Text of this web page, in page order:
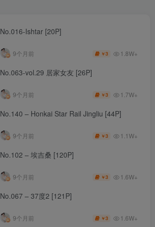
No.016-Ishtar [20P]
9个月前 ￥3 1.8W+
No.063-vol.29 居家女友 [26P]
9个月前 ￥3 1.7W+
No.140 – Honkai Star Rail Jingliu [44P]
9个月前 ￥3 1.1W+
No.102 – 埃吉桑 [120P]
9个月前 ￥3 1.6W+
No.067 – 37度2 [121P]
9个月前 ￥3 1.6W+